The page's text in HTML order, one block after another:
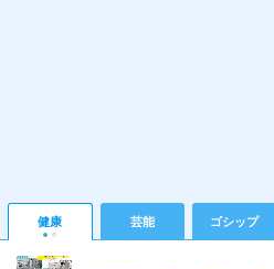
健康 芸能 ゴシップ